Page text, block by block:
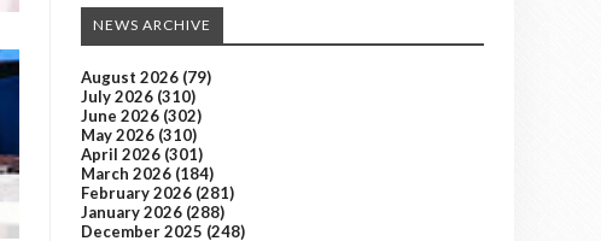
NEWS ARCHIVE
August 2026 (79)
July 2026 (310)
June 2026 (302)
May 2026 (310)
April 2026 (301)
March 2026 (184)
February 2026 (281)
January 2026 (288)
December 2025 (248)